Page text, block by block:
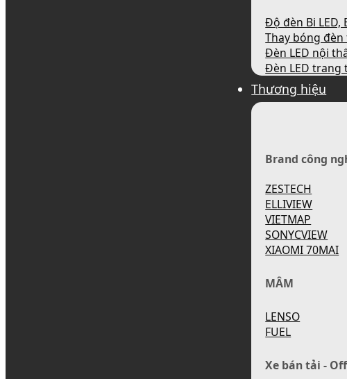
Độ đèn Bi LED,
Thay bóng
Đèn LED nội
Đèn LED trang
Thương hiệu
Brand công
ZESTECH
ELLIVIEW
VIETMAP
SONYCVIEW
XIAOMI 70MAI
MÂM
LENSO
FUEL
Xe bán tải -